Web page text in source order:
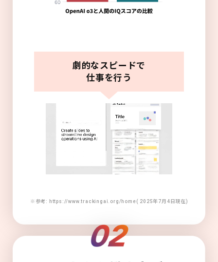
劇的なスピードで
仕事を行う
※参考: https://www.trackingai.org/home( 2025年7月4日現在)